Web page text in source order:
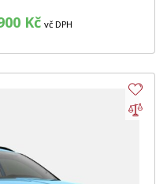
Kč vč DPH